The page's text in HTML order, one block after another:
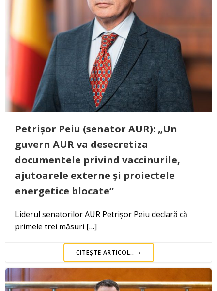
Petrișor Peiu (senator AUR): „Un
guvern AUR va desecretiza
documentele privind vaccinurile,
ajutoarele externe și proiectele
energetice blocate”
Liderul senatorilor AUR Petrișor Peiu declară că
primele trei măsuri […]
CITEȘTE ARTICOL..